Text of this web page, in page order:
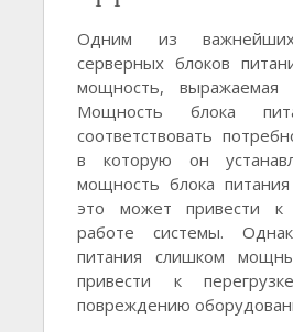
Одним из важнейших
серверных блоков
мощность, выражаемая
Мощность блока
соответствовать
в которую он
мощность блока питания
это может привести к
работе системы.
питания слишком
привести к
повреждению